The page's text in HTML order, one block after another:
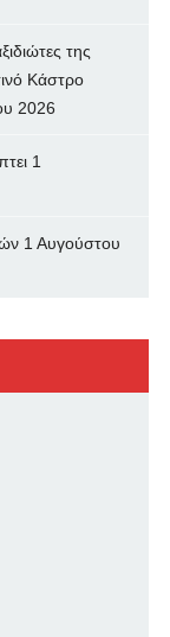
της
Κάστρο
2026
1
1 Αυγούστου